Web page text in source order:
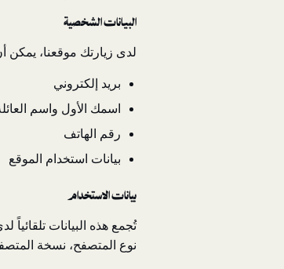
البيانات الشخصية
لدى زيارتك موقعنا، يمكن
بريد إلكتروني
اسمك الأول واسم
رقم الهاتف
بيانات استخدام الموقع
بيانات الاستخدام
نوع المتصفح، نسخة